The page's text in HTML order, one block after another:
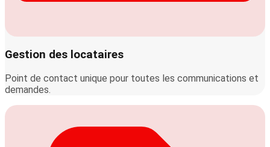
Gestion des locataires
Point de contact unique pour toutes les communications et
demandes.